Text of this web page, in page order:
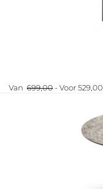
Van 699,00- Voor 529,00